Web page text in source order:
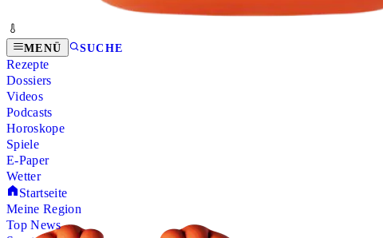
MENÜ SUCHE
Rezepte
Dossiers
Videos
Podcasts
Horoskope
Spiele
E-Paper
Wetter
Startseite
Meine Region
Top News